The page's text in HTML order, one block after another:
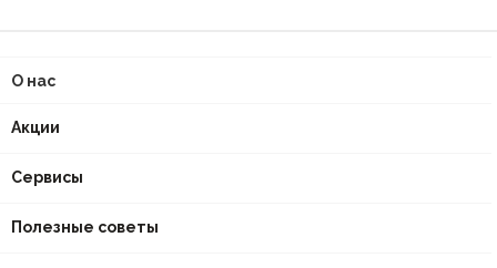
О нас
Акции
Сервисы
Полезные советы